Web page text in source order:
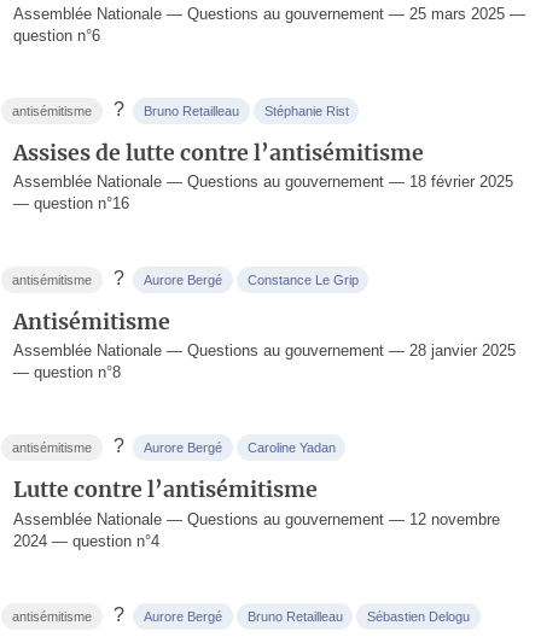
Assemblée Nationale — Questions au gouvernement — 25 mars 2025 —
question n°6
antisémitisme ? Bruno Retailleau Stéphanie Rist
Assises de lutte contre l’antisémitisme
Assemblée Nationale — Questions au gouvernement — 18 février 2025
— question n°16
antisémitisme ? Aurore Bergé Constance Le Grip
Antisémitisme
Assemblée Nationale — Questions au gouvernement — 28 janvier 2025
— question n°8
antisémitisme ? Aurore Bergé Caroline Yadan
Lutte contre l’antisémitisme
Assemblée Nationale — Questions au gouvernement — 12 novembre
2024 — question n°4
antisémitisme ? Aurore Bergé Bruno Retailleau Sébastien Delogu